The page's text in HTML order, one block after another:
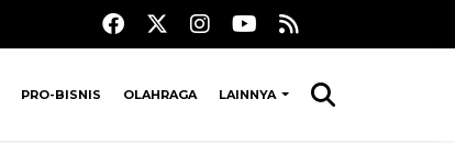
PRO-BISNIS OLAHRAGA LAINNYA